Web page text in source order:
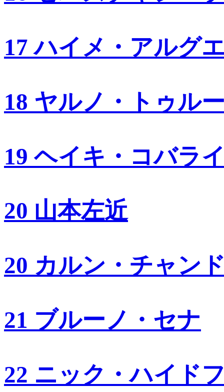
17 ハイメ・アルグ
18 ヤルノ・トゥル
19 ヘイキ・コバラ
20 山本左近
20 カルン・チャン
21 ブルーノ・セナ
22 ニック・ハイド